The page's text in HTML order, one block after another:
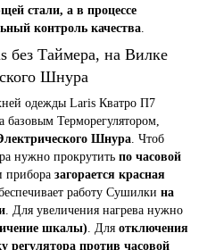
стали, а в процессе
контроль качества
одежды Laris Кватро П7
базовым Терморегулятором,
Шнура . Чтоб
нужно прокрутить по часовой
прибора загорается красная
работу Сушилки на
. Для увеличения нагрева нужно
шкалы) . Для отключения
регулятора против часовой